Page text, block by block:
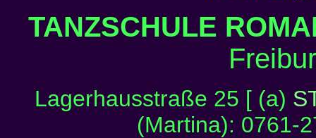
TANZSCHULE
Lagerhausstraße 25 [ (a)
(Martina): 0761-